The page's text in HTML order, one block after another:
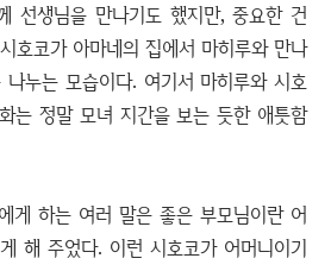
선생님을 만나기도 했지만, 중요한 건
호코가 아마네의 집에서 마히루와 만나
나누는 모습이다. 여기서 마히루와 시호
는 정말 모녀 지간을 보는 듯한 애틋함
게 하는 여러 말은 좋은 부모님이란 어
해 주었다. 이런 시호코가 어머니이기